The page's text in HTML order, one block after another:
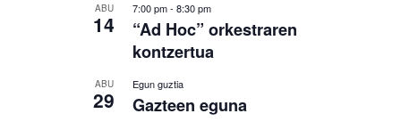
ABU
14
7:00 pm- 8:30 pm
“Ad Hoc” orkestraren
kontzertua
ABU
29
Egun guztia
Gazteen eguna